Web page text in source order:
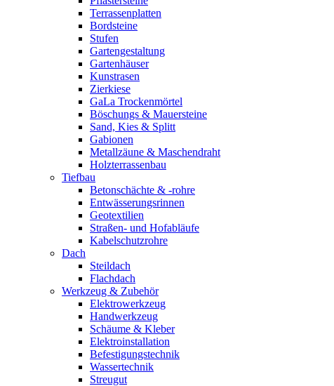
Terrassenplatten
Bordsteine
Stufen
Gartengestaltung
Gartenhäuser
Kunstrasen
Zierkiese
GaLa Trockenmörtel
Böschungs & Mauersteine
Sand, Kies & Splitt
Gabionen
Metallzäune & Maschendraht
Holzterrassenbau
Tiefbau
Betonschächte & -rohre
Entwässerungsrinnen
Geotextilien
Straßen- und Hofabläufe
Kabelschutzrohre
Dach
Steildach
Flachdach
Werkzeug & Zubehör
Elektrowerkzeug
Handwerkzeug
Schäume & Kleber
Elektroinstallation
Befestigungstechnik
Wassertechnik
Streugut